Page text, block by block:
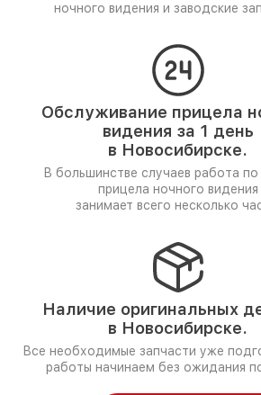
ночного видения и заводские
Обслуживание прицела
видения за 1 день
в Новосибирске.
В большинстве случаев работа по
прицела ночного видения
занимает всего несколько
Наличие оригинальных
в Новосибирске.
Все необходимые запчасти уже
работы начинаем без ожидания